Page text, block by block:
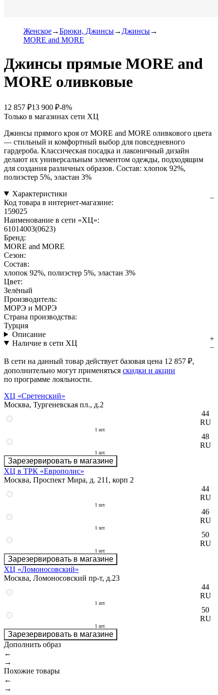
Женское Брюки, Джинсы
Джинсы
MORE and MORE
Джинсы прямые MORE and
MORE оливковые
12 857 ₽13 900 ₽-8%
Только в магазинах сети ХЦ
Джинсы прямого кроя от MORE and MORE оливкового цвета
— стильный и комфортный выбор для повседневного
гардероба. Классическая посадка и лаконичный дизайн
делают их универсальным элементом одежды, подходящим
для создания различных образов. Состав: хлопок 92%,
полиэстер 5%, эластан 3%
Характеристики
Код товара в интернет-магазине:
159025
Наименование в сети «ХЦ»:
61014003(0623)
Бренд:
MORE and MORE
Сезон:
Состав:
хлопок 92%, полиэстер 5%, эластан 3%
Цвет:
Зелёный
Производитель:
МОРЭ и МОРЭ
Страна производства:
Турция
Описание
Наличие в сети ХЦ
В сети на данный товар действует базовая цена 12 857 ₽,
дополнительно могут применяться скидки и акции
по программе лояльности.
ХЦ «Сретенский»
Москва, Тургеневская пл., д.2
44
RU
1 шт.
48
RU
1 шт.
Зарезервировать в магазине
ХЦ в ТРК «Европолис»
Москва, Проспект Мира, д. 211, корп 2
44
RU
1 шт.
46
RU
1 шт.
50
RU
1 шт.
Зарезервировать в магазине
ХЦ «Ломоносовский»
Москва, Ломоносовский пр-т, д.23
44
RU
1 шт.
50
RU
1 шт.
Зарезервировать в магазине
Дополнить образ
←
→
Похожие товары
←
→